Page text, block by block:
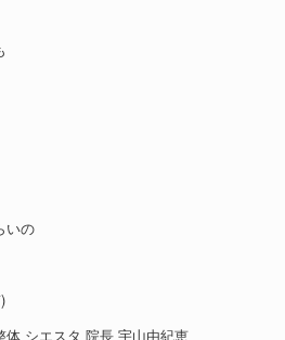
いの
シエスタ 院長 宇山由紀恵